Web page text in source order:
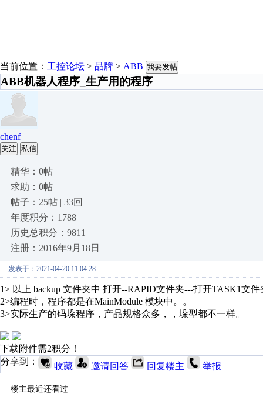
当前位置： 工控论坛 > 品牌 > ABB 我要发帖
ABB机器人程序_生产用的程序
chenf
关注 私信
精华：0帖
求助：0帖
帖子：25帖 | 33回
年度积分：1788
历史总积分：9811
注册：2016年9月18日
发表于：2021-04-20 11:04:28
1> 以上 backup 文件夹中 打开--RAPID文件夹---打开TASK1文
2>编程时，程序都是在MainModule 模块中。。
3>实际生产的码垛程序，产品规格众多，，垛型都不一样。
下载附件需2积分！
分享到：
收藏 邀请回答 回复楼主 举报
楼主最近还看过